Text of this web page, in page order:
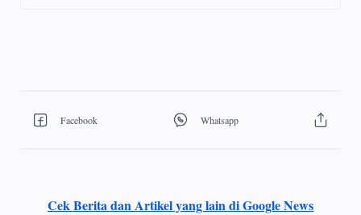
Cek Berita dan Artikel yang lain di Google News